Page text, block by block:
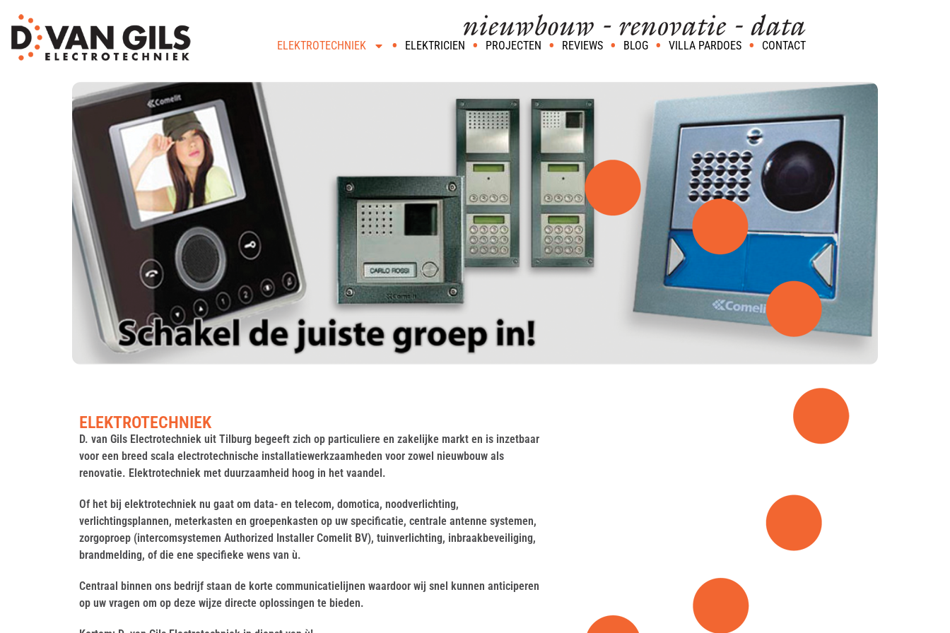
ELEKTROTECHNIEK ELEKTRICIEN PROJECTEN REVIEWS BLOG VILLA PARDOES CONTACT
ELEKTROTECHNIEK
D. van Gils Electrotechniek uit Tilburg begeeft zich op particuliere en zakelijke markt en is inzetbaar
voor een breed scala electrotechnische installatiewerkzaamheden voor zowel nieuwbouw als
renovatie. Elektrotechniek met duurzaamheid hoog in het vaandel.
Of het bij elektrotechniek nu gaat om data- en telecom, domotica, noodverlichting,
verlichtingsplannen, meterkasten en groepenkasten op uw specificatie, centrale antenne systemen,
zorgoproep (intercomsystemen Authorized Installer Comelit BV), tuinverlichting, inbraakbeveiliging,
brandmelding, of die ene specifieke wens van ù.
Centraal binnen ons bedrijf staan de korte communicatielijnen waardoor wij snel kunnen anticiperen
op uw vragen om op deze wijze directe oplossingen te bieden.